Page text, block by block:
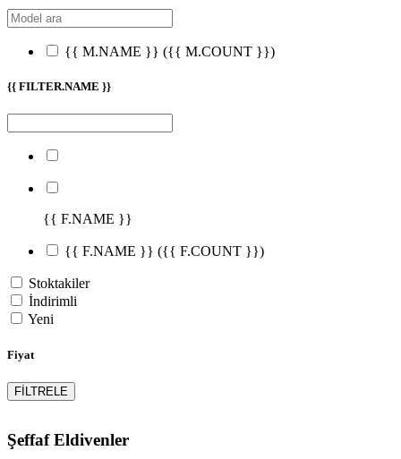
{{ M.NAME }} ({{ M.COUNT }})
{{ FILTER.NAME }}
{{ F.NAME }}
{{ F.NAME }} ({{ F.COUNT }})
Stoktakiler
İndirimli
Yeni
Fiyat
FİLTRELE
Şeffaf Eldivenler